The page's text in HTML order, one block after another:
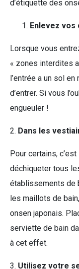
d’étiquette des
Enlevez vos
Lorsque vous
« zones interdites
l’entrée a un sol
d’entrer. Si vous
engueuler !
2. Dans les
Pour certains,
déchiqueter tous
établissements de
les maillots de
onsen japonais.
serviette de bain
à cet effet.
3. Utilisez votre